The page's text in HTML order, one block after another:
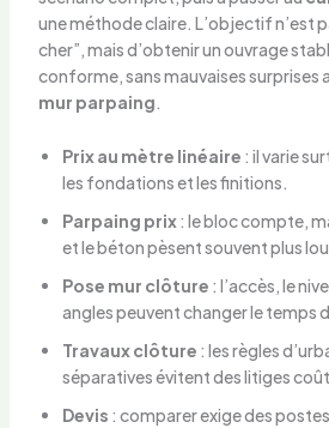
une méthode claire. L’objectif n’est
cher”, mais d’obtenir un ouvrage
conforme, sans mauvaises surprises
mur parpaing.
Prix au mètre linéaire : il varie
les fondations et les finitions.
Parpaing prix: le bloc compte,
et le béton pèsent souvent plus
Pose mur clôture : l’accès, le
angles peuvent changer le temps
Travaux clôture : les règles
séparatives évitent des litiges
Devis : comparer exige des